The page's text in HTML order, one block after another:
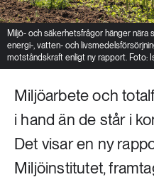
Miljö- och säkerhetsfrågor hänger
energi-, vatten- och
motståndskraft enligt ny rapport. Foto:
Miljöarbete och
i hand än de står i
Det visar en ny
Miljöinstitutet,